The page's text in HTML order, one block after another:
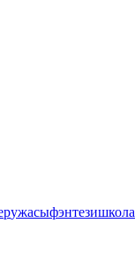
ужасыфэнтезишкола